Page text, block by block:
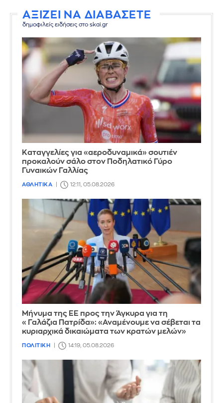
ΑΞΙΖΕΙ ΝΑ ΔΙΑΒΑΣΕΤΕ
δημοφιλείς ειδήσεις στο skai.gr
Καταγγελίες για «αεροδυναμικά» σουτιέν
προκαλούν σάλο στον Ποδηλατικό Γύρο
Γυναικών Γαλλίας
ΑΘΛΗΤΙΚΑ 12:11, 05.08.2026
Μήνυμα της ΕΕ προς την Άγκυρα για τη
«Γαλάζια Πατρίδα»: «Αναμένουμε να σέβεται τα
κυριαρχικά δικαιώματα των κρατών μελών»
ΠΟΛΙΤΙΚΗ 14:19, 05.08.2026